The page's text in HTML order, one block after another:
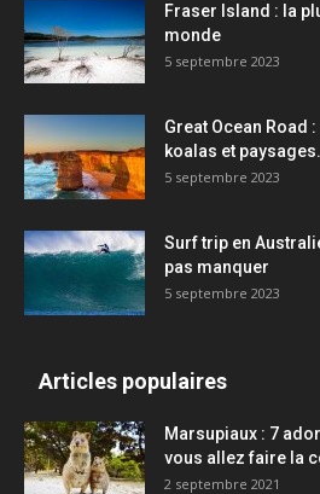
Fraser Island : la
monde
5 septembre 2023
Great Ocean Road
koalas et
5 septembre 2023
Surf trip en
pas manquer
5 septembre 2023
Articles populaires
Marsupiaux : 7
vous allez faire la
2 septembre 2021